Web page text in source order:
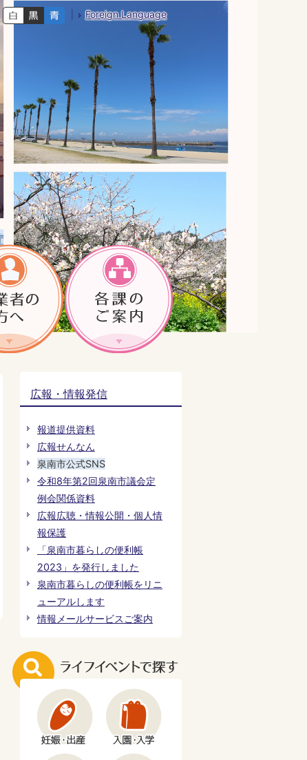
Foreign Language
広報・情報発信
報道提供資料
広報せんなん
泉南市公式SNS
令和8年第2回泉南市議会定
例会関係資料
広報広聴・情報公開・個人情
報保護
「泉南市暮らしの便利帳
2023」を発行しました
泉南市暮らしの便利帳をリニ
ューアルします
情報メールサービスご案内